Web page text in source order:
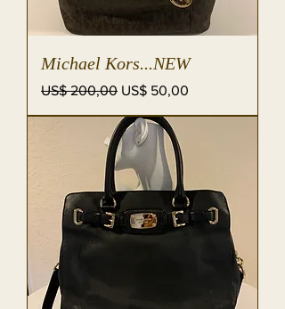
Michael Kors...NEW
Preço normal
US$ 200,00 Preço promocional
US$ 50,00